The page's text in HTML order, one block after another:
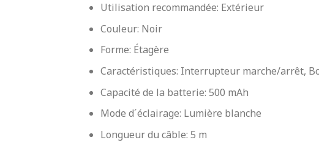
Utilisation recommandée: Extérieur
Couleur: Noir
Forme: Étagère
Caractéristiques: Interrupteur marche/arrêt,
Capacité de la batterie: 500 mAh
Mode d´éclairage: Lumière blanche
Longueur du câble: 5 m